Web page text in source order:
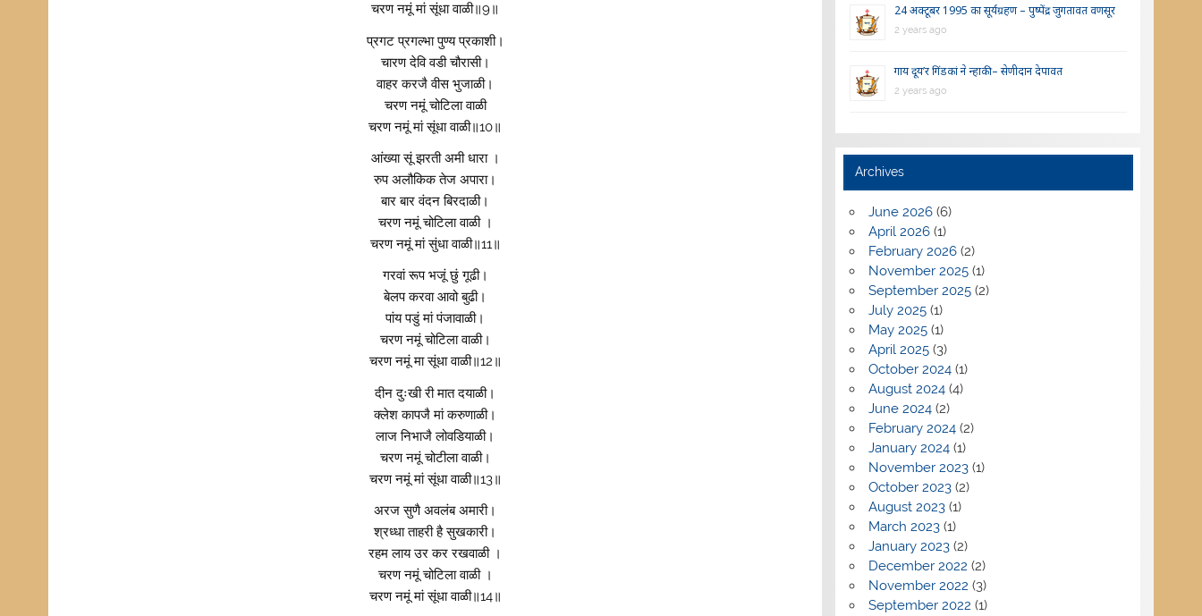
चरण नमूं मां सूंधा वाळी॥9॥
प्रगट प्रगल्भा पुण्य प्रकाशी।
चारण देवि वडी चौरासी।
वाहर करजै वीस भुजाळी।
चरण नमूं चोटिला वाळी
चरण नमूं मां सूंधा वाळी॥10॥
आंख्या सूं झरती अमी धारा ।
रुप अलौकिक तेज अपारा।
बार बार वंदन बिरदाळी।
चरण नमूं चोटिला वाळी ।
चरण नमूं मां सुंधा वाळी॥11॥
गरवां रूप भजूं छुं गूढी।
बेलप करवा आवो बुढी।
पांय पडुं मां पंजावाळी।
चरण नमूं चोटिला वाळी।
चरण नमूं मा सूंधा वाळी॥12॥
दीन दुःखी री मात दयाळी।
क्लेश कापजै मां करुणाळी।
लाज निभाजै लोवडियाळी।
चरण नमूं चोटीला वाळी।
चरण नमूं मां सूंधा वाळी॥13॥
अरज सुणै अवलंब अमारी।
श्रध्धा ताहरी है सुखकारी।
रहम लाय उर कर रखवाळी ।
चरण नमूं चोटिला वाळी ।
चरण नमूं मां सूंधा वाळी॥14॥
24 अक्टूबर 1995 का सूर्यग्रहण – पुष्पेंद्र जुगतावत वणसूर
2 years ago
गाय दूय’र गिंडकां ने न्हाकी – सेणीदान देपावत
2 years ago
Archives
June 2026(6)
April 2026(1)
February 2026(2)
November 2025(1)
September 2025(2)
July 2025(1)
May 2025(1)
April 2025(3)
October 2024(1)
August 2024(4)
June 2024(2)
February 2024(2)
January 2024(1)
November 2023(1)
October 2023(2)
August 2023(1)
March 2023(1)
January 2023(2)
December 2022 (2)
November 2022 (3)
September 2022 (1)